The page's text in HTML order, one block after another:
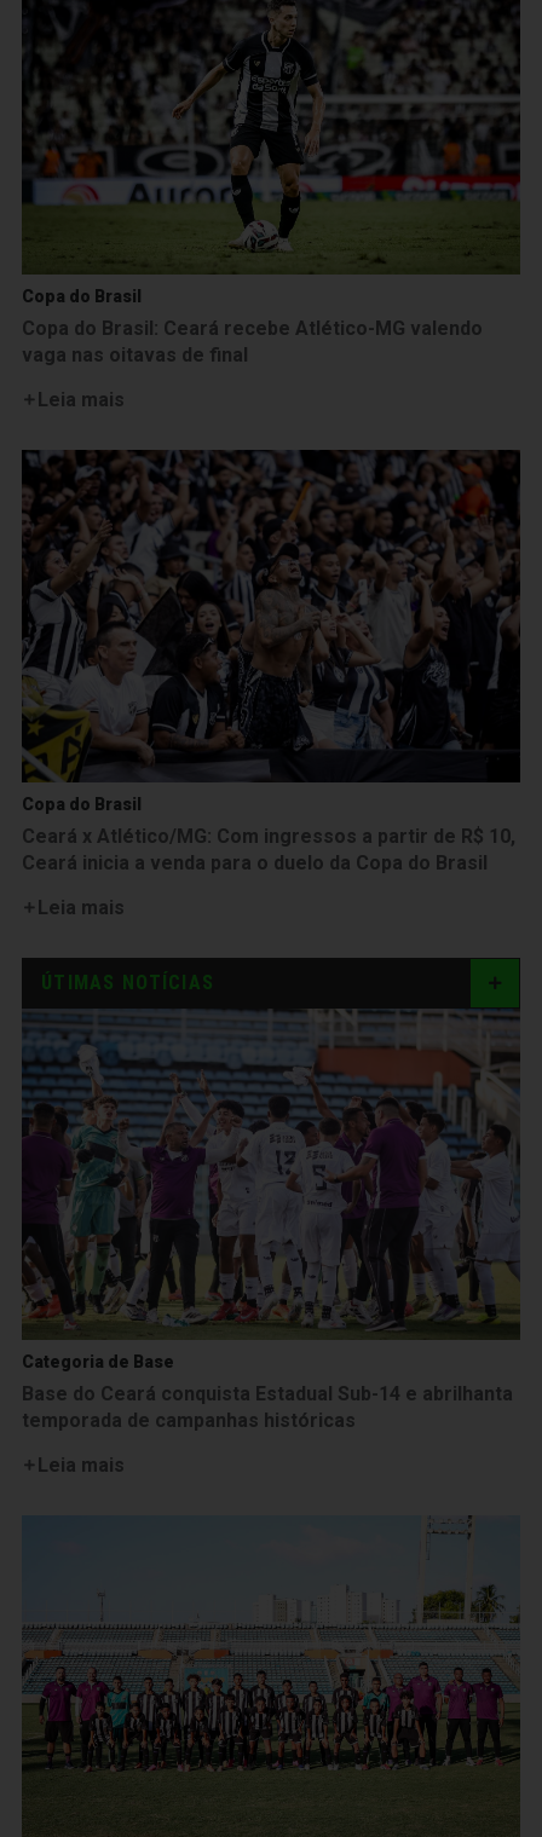
Copa do Brasil
Copa do Brasil: Ceará recebe Atlético-MG valendo
vaga nas oitavas de final
Leia mais
Copa do Brasil
Ceará x Atlético/MG: Com ingressos a partir de R$ 10,
Ceará inicia a venda para o duelo da Copa do Brasil
Leia mais
ÚTIMAS NOTÍCIAS
Categoria de Base
Base do Ceará conquista Estadual Sub-14 e abrilhanta
temporada de campanhas históricas
Leia mais